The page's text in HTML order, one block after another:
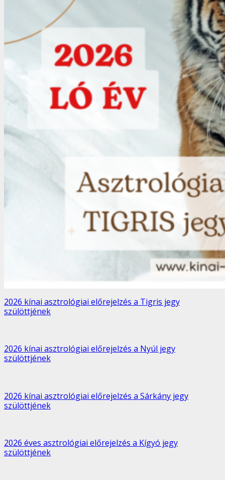
2026 kínai asztrológiai előrejelzés a Tigris jegy
szülöttjének
2026 kínai asztrológiai előrejelzés a Nyúl jegy
szülöttjének
2026 kínai asztrológiai előrejelzés a Sárkány jegy
szülöttjének
2026 éves asztrológiai előrejelzés a Kígyó jegy
szülöttjének